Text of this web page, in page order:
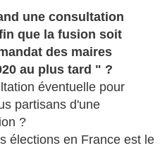
une consultation
que la fusion soit
des maires
au plus tard " ?
éventuelle pour
partisans d'une
?
élections en France est le